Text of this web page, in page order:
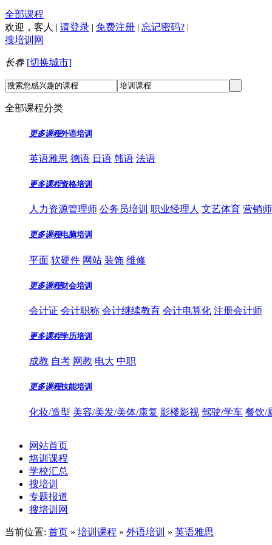
全部课程
欢迎， 客人 | 请登录 | 免费注册 | 忘记密码? |
搜培训网
长春 [切换城市]
全部课程分类
更多课程外语培训
英语雅思 德语 日语 韩语 法语
更多课程资格培训
人力资源管理师 公务员培训 职业经理人 文艺体育 营销
更多课程电脑培训
平面 软硬件 网站 装饰 维修
更多课程财会培训
会计证 会计职称 会计继续教育 会计电算化 注册会计师
更多课程学历培训
成教 自考 网教 电大 中职
更多课程技能培训
化妆/造型 美容/美发/美体/康复 影楼影视 驾驶/学车 餐饮/
网站首页
培训课程
学校汇总
搜培训
专题报道
搜培训网
当前位置: 首页 » 培训课程 » 外语培训 » 英语雅思